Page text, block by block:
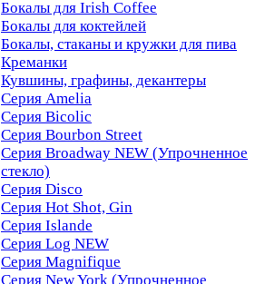
Бокалы для Irish Coffee
Бокалы для коктейлей
Бокалы, стаканы и кружки для пива
Креманки
Кувшины, графины, декантеры
Серия Amelia
Серия Bicolic
Серия Bourbon Street
Серия Broadway NEW (Упрочненное
стекло)
Серия Disco
Серия Hot Shot, Gin
Серия Islande
Серия Log NEW
Серия Magnifique
Серия New York (Упрочненное